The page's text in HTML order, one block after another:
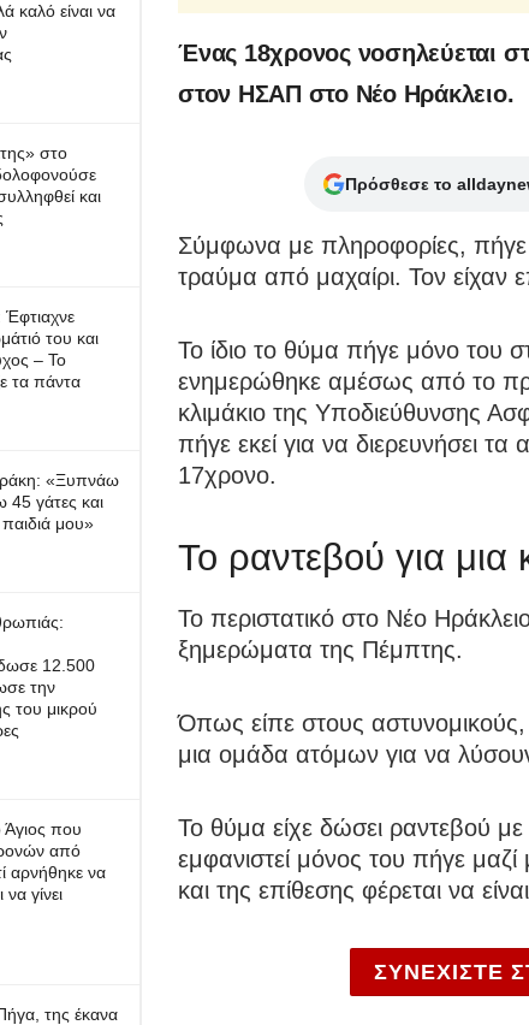
καλό είναι να
στο
και
Έφτιαχνε
του και
– Το
τα πάντα
«Ξυπνάω
45 γάτες και
παιδιά μου»
12.500
την
του μικρού
Άγιος που
από
αρνήθηκε να
γίνει
της έκανα
Ένας 18χρονος νοσηλεύεται
στον ΗΣΑΠ στο Νέο Ηράκλειο.
Πρόσθεσε το
Σύμφωνα με πληροφορίες, πήγε
τραύμα από μαχαίρι. Τον είχαν
Το ίδιο το θύμα πήγε μόνο του
ενημερώθηκε αμέσως από το
κλιμάκιο της Υποδιεύθυνσης
πήγε εκεί για να διερευνήσει τα
17χρονο.
Το ραντεβού για μια
Το περιστατικό στο Νέο
ξημερώματα της Πέμπτης.
Όπως είπε στους
μια ομάδα ατόμων για να
Το θύμα είχε δώσει ραντεβού
εμφανιστεί μόνος του πήγε
και της επίθεσης φέρεται να
ΣΥΝΕΧΙΣΤΕ